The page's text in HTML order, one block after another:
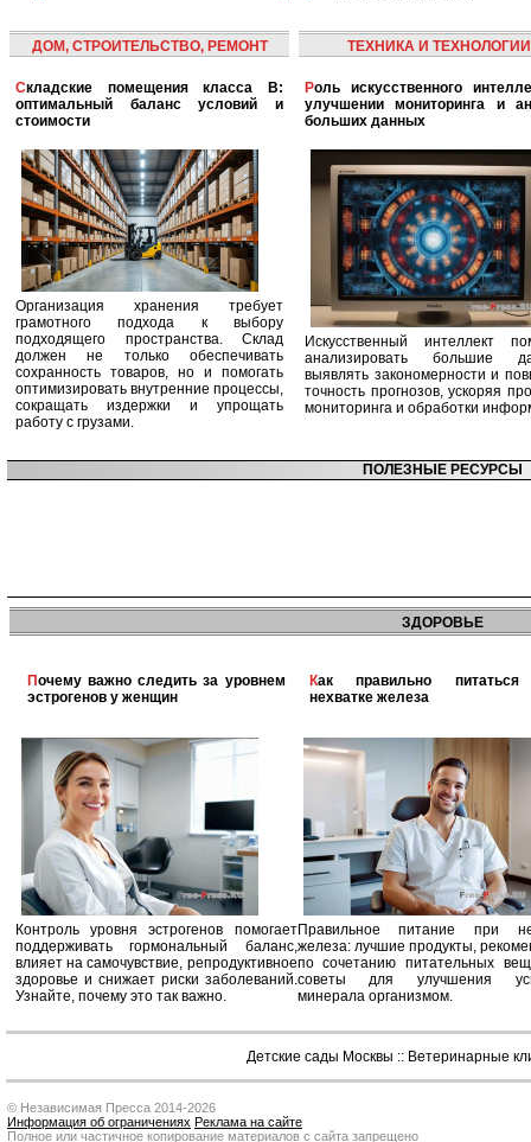
ДОМ, СТРОИТЕЛЬСТВО, РЕМОНТ
Складские помещения класса B:
оптимальный баланс условий и
стоимости
Организация хранения требует
грамотного подхода к выбору
подходящего пространства. Склад
должен не только обеспечивать
сохранность товаров, но и помогать
оптимизировать внутренние процессы,
сокращать издержки и упрощать
работу с грузами.
ТЕХНИКА И ТЕХНОЛОГИИ
Роль искусственного интеллекта в
улучшении мониторинга и
больших данных
Искусственный интеллект
анализировать большие
выявлять закономерности и
точность прогнозов, ускоряя
мониторинга и обработки
ПОЛЕЗНЫЕ РЕСУРСЫ
ЗДОРОВЬЕ
Почему важно следить за уровнем
эстрогенов у женщин
Контроль уровня эстрогенов помогает
поддерживать гормональный баланс,
влияет на самочувствие, репродуктивное
здоровье и снижает риски заболеваний.
Узнайте, почему это так важно.
Как правильно питаться при
нехватке железа
Правильное питание при
железа: лучшие продукты,
по сочетанию питательных
советы для улучшения
минерала организмом.
Детские сады Москвы :: Ветеринарные
© Независимая Пресса 2014-2026
Информация об ограничениях Реклама на сайте
Полное или частичное копирование материалов с сайта запрещено